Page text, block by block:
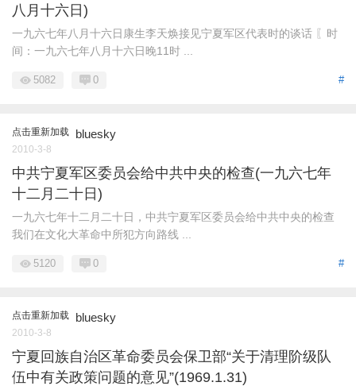
八月十六日)
一九六七年八月十六日康生李天焕接见宁夏军区代表时的谈话 〖时
间：一九六七年八月十六日晚11时 ...
#
5082 0
点击重新加载 bluesky
2010-3-8
中共宁夏军区委员会给中共中央的检查(一九六七年
十二月二十日)
一九六七年十二月二十日，中共宁夏军区委员会给中共中央的检查
我们在文化大革命中所犯方向路线 ...
#
5120 0
点击重新加载 bluesky
2010-3-8
宁夏回族自治区革命委员会保卫部“关于清理阶级队
伍中有关政策问题的意见”(1969.1.31)